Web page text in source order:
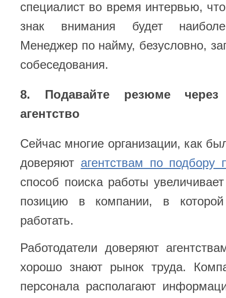
специалист во время интервью,
знак внимания будет
Менеджер по найму, безусловно,
собеседования.
8. Подавайте резюме через
агентство
Сейчас многие организации, как
доверяют агентствам по подбору
способ поиска работы
позицию в компании, в
работать.
Работодатели доверяют
хорошо знают рынок труда.
персонала располагают